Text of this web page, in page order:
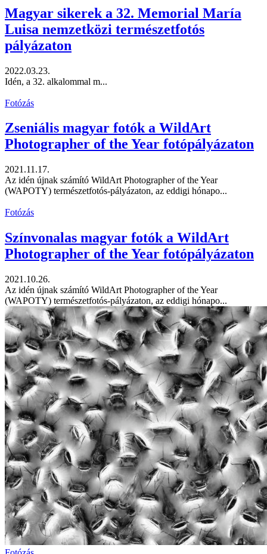
Magyar sikerek a 32. Memorial María
Luisa nemzetközi természetfotós
pályázaton
2022.03.23.
Idén, a 32. alkalommal m...
Fotózás
Zseniális magyar fotók a WildArt
Photographer of the Year fotópályázaton
2021.11.17.
Az idén újnak számító WildArt Photographer of the Year
(WAPOTY) természetfotós-pályázaton, az eddigi hónapo...
Fotózás
Színvonalas magyar fotók a WildArt
Photographer of the Year fotópályázaton
2021.10.26.
Az idén újnak számító WildArt Photographer of the Year
(WAPOTY) természetfotós-pályázaton, az eddigi hónapo...